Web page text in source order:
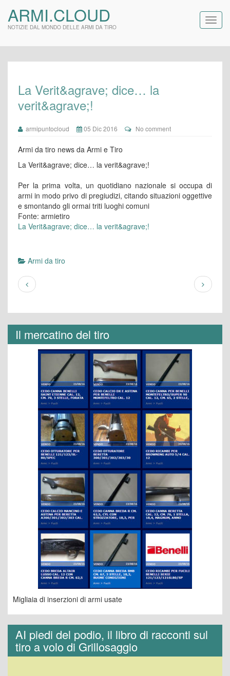
ARMI.CLOUD
NOTIZIE DAL MONDO DELLE ARMI DA TIRO
La Verit&agrave; dice… la
verit&agrave;!
armipuntocloud 05 Dic 2016 No comment
Armi da tiro news da Armi e Tiro
La Verit&agrave; dice… la verit&agrave;!
Per la prima volta, un quotidiano nazionale si occupa di
armi in modo privo di pregiudizi, citando situazioni oggettive
e smontando gli ormai triti luoghi comuni
Fonte: armietiro
La Verit&agrave; dice… la verit&agrave;!
Armi da tiro
Il mercatino del tiro
Migliaia di inserzioni di armi usate
AI piedi del podio, il libro di racconti sul
tiro a volo di Grillosaggio